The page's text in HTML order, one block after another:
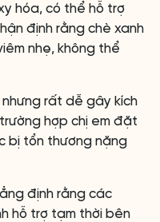
hóa, có thể hỗ trợ
định rằng chè xanh
nhẹ, không thể
nhưng rất dễ gây kích
hợp chị em đặt
bị tổn thương nặng
định rằng các
hỗ trợ tạm thời bên